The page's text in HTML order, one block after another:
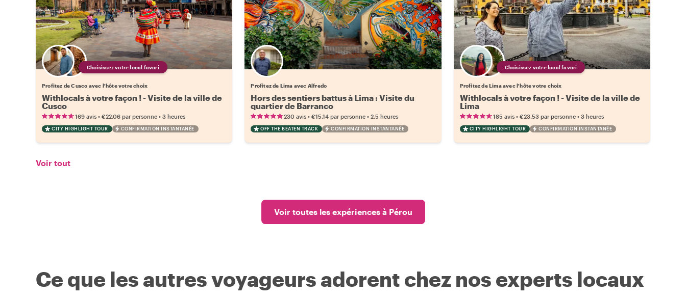
Choisissez votre local favori
Profitez de Cusco avec l'hôte votre choix
Withlocals à votre façon ! - Visite de la ville de
Cusco
169 avis • €22.06 par personne • 3 heures
CITY HIGHLIGHT TOUR CONFIRMATION INSTANTANÉE
Profitez de Lima avec Alfredo
Hors des sentiers battus à Lima : Visite du
quartier de Barranco
230 avis •€15.14 par personne •2.5 heures
OFF THE BEATEN TRACK CONFIRMATION INSTANTANÉE
Choisissez votre local favori
Profitez de Lima avec l'hôte votre choix
Withlocals à votre façon ! - Visite de la ville de
Lima
185 avis• €23.53 par personne• 3 heures
CITY HIGHLIGHT TOUR CONFIRMATION INSTANTANÉE
Voir tout
Voir toutes les expériences à Pérou
Ce que les autres voyageurs adorent chez nos experts locaux